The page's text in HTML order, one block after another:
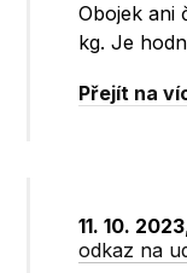
Obojek ani
kg. Je
Přejít na
11. 10.
odkaz na